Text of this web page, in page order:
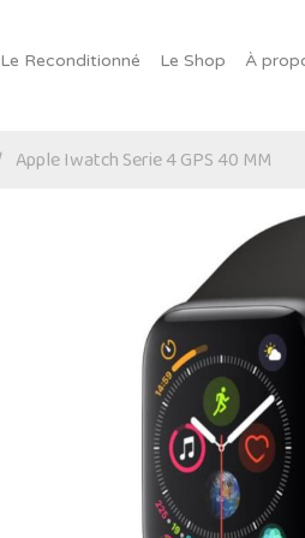
Le Reconditionné Le Shop À
Apple Iwatch Serie 4 GPS 40 MM